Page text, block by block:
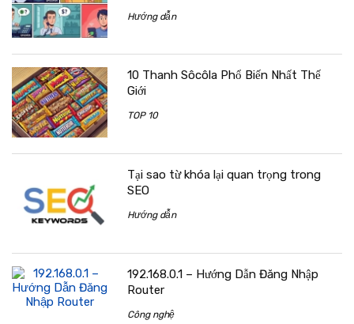
Hướng dẫn
10 Thanh Sôcôla Phổ Biến Nhất Thế
Giới
TOP 10
Tại sao từ khóa lại quan trọng trong
SEO
Hướng dẫn
192.168.0.1 – Hướng Dẫn Đăng Nhập
Router
Công nghệ